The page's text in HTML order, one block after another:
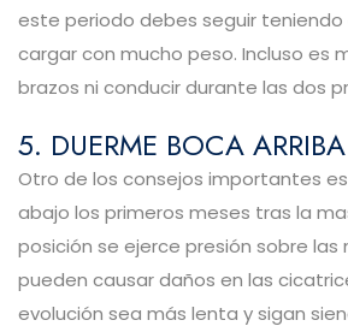
este periodo debes seguir teniendo
cargar con mucho peso. Incluso es
brazos ni conducir durante las dos
5. DUERME BOCA ARRIBA
Otro de los consejos importantes
abajo los primeros meses tras la
posición se ejerce presión sobre las
pueden causar daños en las
evolución sea más lenta y sigan